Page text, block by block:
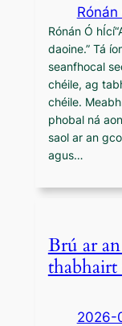
Rónán
Rónán Ó
daoine.” Tá
seanfhocal
chéile, ag
chéile.
phobal ná
saol ar an
agus…
Brú ar
2026-